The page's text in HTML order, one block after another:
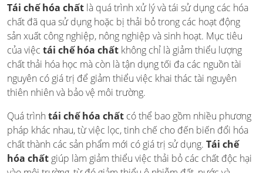
Tái chế hóa chất là quá trình xử lý và tái sử dụng các hóa
chất đã qua sử dụng hoặc bị thải bỏ trong các hoạt động
sản xuất công nghiệp, nông nghiệp và sinh hoạt. Mục tiêu
của việc tái chế hóa chất không chỉ là giảm thiểu lượng
chất thải hóa học mà còn là tận dụng tối đa các nguồn tài
nguyên có giá trị để giảm thiểu việc khai thác tài nguyên
thiên nhiên và bảo vệ môi trường.
Quá trình tái chế hóa chất có thể bao gồm nhiều phương
pháp khác nhau, từ việc lọc, tinh chế cho đến biến đổi hóa
chất thành các sản phẩm mới có giá trị sử dụng. Tái chế
hóa chất giúp làm giảm thiểu việc thải bỏ các chất độc hại